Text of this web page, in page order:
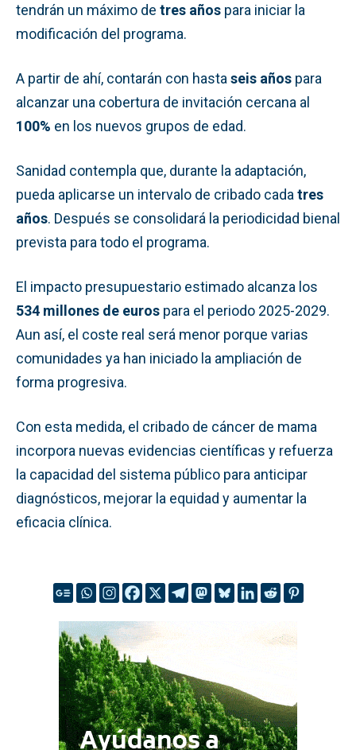
tendrán un máximo de tres años para iniciar la
modificación del programa.
A partir de ahí, contarán con hasta seis años para
alcanzar una cobertura de invitación cercana al
100% en los nuevos grupos de edad.
Sanidad contempla que, durante la adaptación,
pueda aplicarse un intervalo de cribado cada tres
años. Después se consolidará la periodicidad bienal
prevista para todo el programa.
El impacto presupuestario estimado alcanza los
534 millones de euros para el periodo 2025-2029.
Aun así, el coste real será menor porque varias
comunidades ya han iniciado la ampliación de
forma progresiva.
Con esta medida, el cribado de cáncer de mama
incorpora nuevas evidencias científicas y refuerza
la capacidad del sistema público para anticipar
diagnósticos, mejorar la equidad y aumentar la
eficacia clínica.